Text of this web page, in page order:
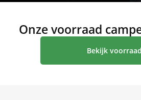
Onze voorraad
Bekijk voorraad